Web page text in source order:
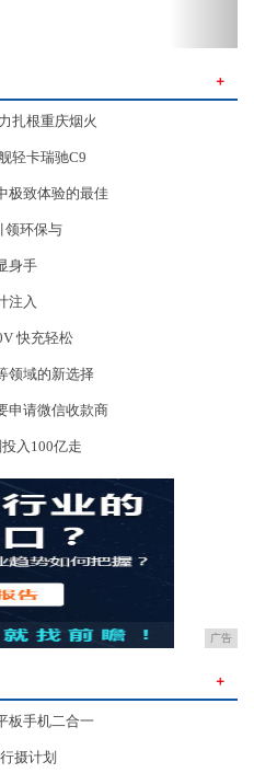
＋
扎根重庆烟火
轻卡瑞驰C9
极致体验的最佳
领环保与
身手
注入
快充轻松
领域的新选择
申请微信收款商
入100亿走
广告
＋
板手机二合一
摄计划